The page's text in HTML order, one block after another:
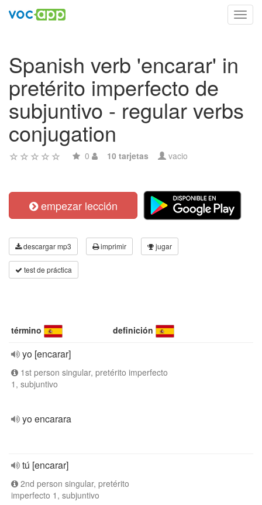
Spanish verb 'encarar' in
pretérito imperfecto de
subjuntivo - regular verbs
conjugation
0 10 tarjetas vacio
empezar lección
descargar mp3 imprimir jugar
test de práctica
término definición
yo [encarar]
1st person singular, pretérito imperfecto
1, subjuntivo
yo encarara
tú [encarar]
2nd person singular, pretérito
imperfecto 1, subjuntivo